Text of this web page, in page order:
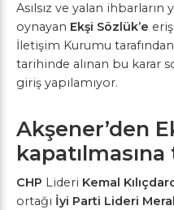
Asılsız ve yalan ihbarların
oynayan Ekşi Sözlük’e
İletişim Kurumu
tarihinde alınan bu karar
giriş yapılamıyor.
Akşener’den
CHP Lideri Kemal
ortağı İyi Parti Lideri